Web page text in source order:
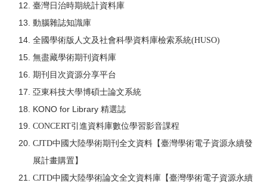
臺灣日治時期統計資料庫
動腦雜誌知識庫
全國學術版人文及社會科學資料庫檢索系統(HUSO)
無盡藏學術期刊資料庫
期刊目次資源分享平台
亞東科技大學博碩士論文系統
KONO for Library 精選誌
CONCERT引進資料庫數位學習影音課程
CJTD中國大陸學術期刊全文資料 【臺灣學術電子資源永續發
展計畫購置】
CJTD中國大陸學術論文全文資料庫 【臺灣學術電子資源永續